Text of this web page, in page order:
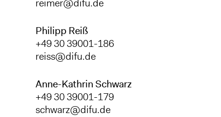
reimer@difu.de
Philipp Reiß
+49 30 39001-186
reiss@difu.de
Anne-Kathrin Schwarz
+49 30 39001-179
schwarz@difu.de